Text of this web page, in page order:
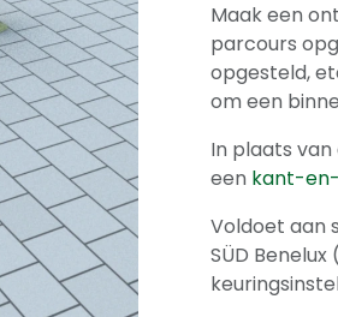
Maak een
parcours
opgesteld,
om een
In plaats
een kant-
Voldoet aan
SÜD